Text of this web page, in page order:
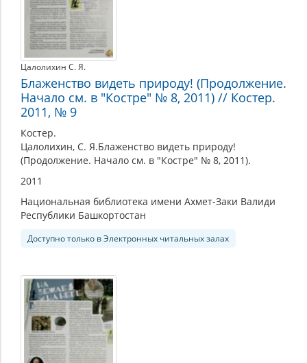
Цалолихин С. Я.
Блаженство видеть природу! (Продолжение.
Начало см. в "Костре" № 8, 2011) // Костер.
2011, № 9
Костер.
Цалолихин, С. Я.Блаженство видеть природу!
(Продолжение. Начало см. в "Костре" № 8, 2011).
2011
Национальная библиотека имени Ахмет-Заки Валиди
Республики Башкортостан
Доступно только в Электронных читальных залах